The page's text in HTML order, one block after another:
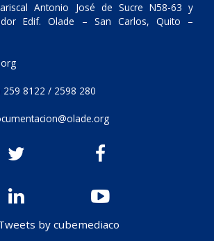
Antonio José de Sucre N58-63 y
Edif. Olade – San Carlos, Quito –
259 8122 / 2598 280
by cubemediaco